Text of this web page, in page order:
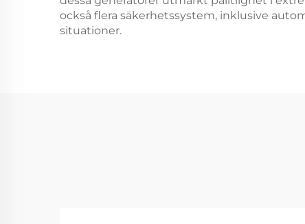
också flera säkerhetssystem, inklusive
situationer.